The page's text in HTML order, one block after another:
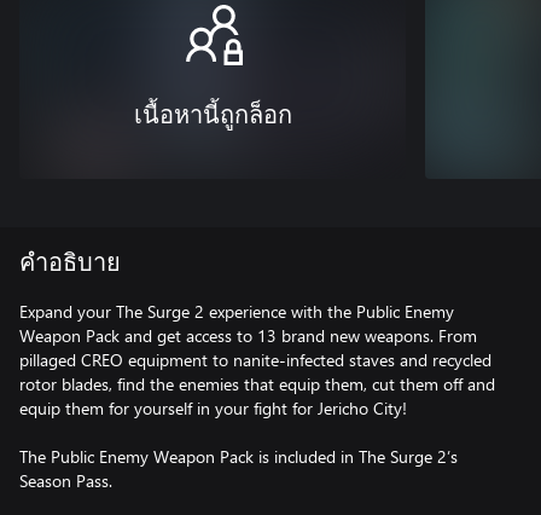
เนื้อหานี้ถูกล็อก
คำอธิบาย
Expand your The Surge 2 experience with the Public Enemy
Weapon Pack and get access to 13 brand new weapons. From
pillaged CREO equipment to nanite-infected staves and recycled
rotor blades, find the enemies that equip them, cut them off and
equip them for yourself in your fight for Jericho City!
The Public Enemy Weapon Pack is included in The Surge 2’s
Season Pass.